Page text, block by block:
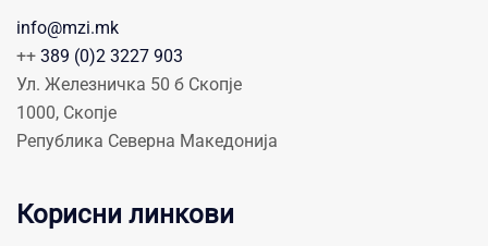
info@mzi.mk
++ 389 (0)2 3227 903
Ул. Железничка 50 б Скопје
1000, Скопје
Република Северна Македонија
Корисни линкови